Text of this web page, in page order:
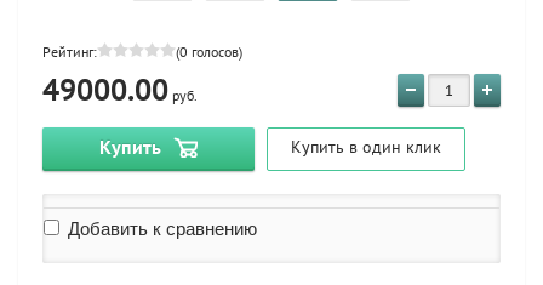
Рейтинг: (0 голосов)
49000.00 руб.
Купить Купить в один клик
Добавить к сравнению